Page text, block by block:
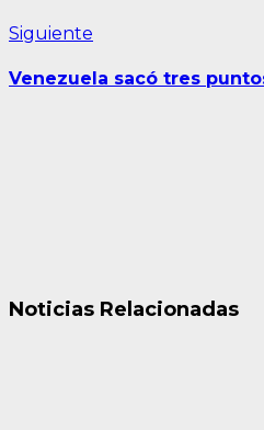
Siguiente
Venezuela sacó tres
Noticias Relacionadas